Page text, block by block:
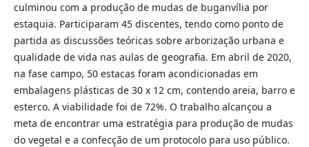
culminou com a produção de mudas de buganvília por
estaquia. Participaram 45 discentes, tendo como ponto de
partida as discussões teóricas sobre arborização urbana e
qualidade de vida nas aulas de geografia. Em abril de 2020,
na fase campo, 50 estacas foram acondicionadas em
embalagens plásticas de 30 x 12 cm, contendo areia, barro e
esterco. A viabilidade foi de 72%. O trabalho alcançou a
meta de encontrar uma estratégia para produção de mudas
do vegetal e a confecção de um protocolo para uso público.